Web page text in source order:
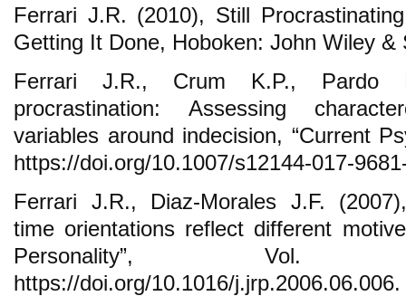
Ferrari J.R. (2010), Still
Getting It Done, Hoboken: John Wiley &
Ferrari J.R., Crum K.P., Pardo
procrastination: Assessing
variables around indecision, “Current
https://doi.org/10.1007/s12144-017-
Ferrari J.R., Diaz-Morales J.F.
time orientations reflect different
Personality”,
https://doi.org/10.1016/j.jrp.2006.06.006.